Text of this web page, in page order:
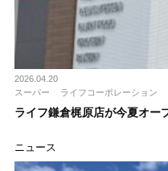
2026.04.20
スーパー
ライフコーポレーション
ライフ鎌倉梶原店が今夏オー
ニュース